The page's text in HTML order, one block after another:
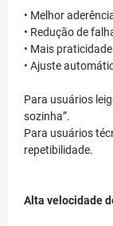
• Melhor
• Redução de
• Mais
• Ajuste
Para usuários
sozinha”.
Para usuários
repetibilidade.
Alta velocidade